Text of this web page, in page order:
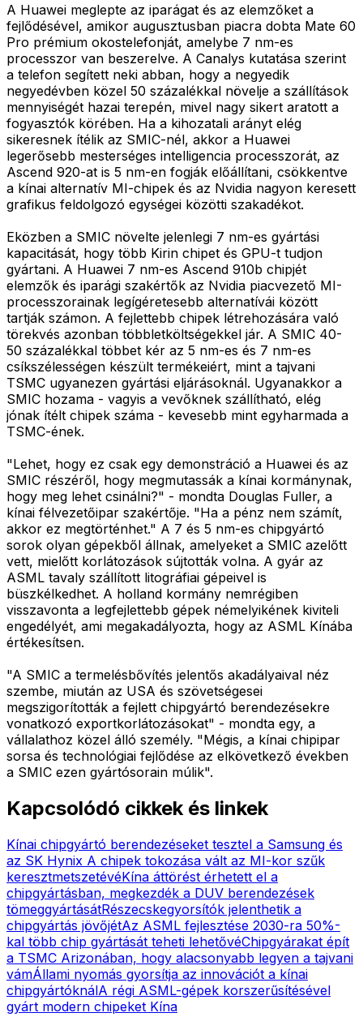
A Huawei meglepte az iparágat és az elemzőket a
fejlődésével, amikor augusztusban piacra dobta Mate 60
Pro prémium okostelefonját, amelybe 7 nm-es
processzor van beszerelve. A Canalys kutatása szerint
a telefon segített neki abban, hogy a negyedik
negyedévben közel 50 százalékkal növelje a szállítások
mennyiségét hazai terepén, mivel nagy sikert aratott a
fogyasztók körében. Ha a kihozatali arányt elég
sikeresnek ítélik az SMIC-nél, akkor a Huawei
legerősebb mesterséges intelligencia processzorát, az
Ascend 920-at is 5 nm-en fogják előállítani, csökkentve
a kínai alternatív MI-chipek és az Nvidia nagyon keresett
grafikus feldolgozó egységei közötti szakadékot.
Eközben a SMIC növelte jelenlegi 7 nm-es gyártási
kapacitását, hogy több Kirin chipet és GPU-t tudjon
gyártani. A Huawei 7 nm-es Ascend 910b chipjét
elemzők és iparági szakértők az Nvidia piacvezető MI-
processzorainak legígéretesebb alternatívái között
tartják számon. A fejlettebb chipek létrehozására való
törekvés azonban többletköltségekkel jár. A SMIC 40-
50 százalékkal többet kér az 5 nm-es és 7 nm-es
csíkszélességen készült termékeiért, mint a tajvani
TSMC ugyanezen gyártási eljárásoknál. Ugyanakkor a
SMIC hozama - vagyis a vevőknek szállítható, elég
jónak ítélt chipek száma - kevesebb mint egyharmada a
TSMC-ének.
"Lehet, hogy ez csak egy demonstráció a Huawei és az
SMIC részéről, hogy megmutassák a kínai kormánynak,
hogy meg lehet csinálni?" - mondta Douglas Fuller, a
kínai félvezetőipar szakértője. "Ha a pénz nem számít,
akkor ez megtörténhet." A 7 és 5 nm-es chipgyártó
sorok olyan gépekből állnak, amelyeket a SMIC azelőtt
vett, mielőtt korlátozások sújtották volna. A gyár az
ASML tavaly szállított litográfiai gépeivel is
büszkélkedhet. A holland kormány nemrégiben
visszavonta a legfejlettebb gépek némelyikének kiviteli
engedélyét, ami megakadályozta, hogy az ASML Kínába
értékesítsen.
"A SMIC a termelésbővítés jelentős akadályaival néz
szembe, miután az USA és szövetségesei
megszigorították a fejlett chipgyártó berendezésekre
vonatkozó exportkorlátozásokat" - mondta egy, a
vállalathoz közel álló személy. "Mégis, a kínai chipipar
sorsa és technológiai fejlődése az elkövetkező években
a SMIC ezen gyártósorain múlik".
Kapcsolódó cikkek és linkek
Kínai chipgyártó berendezéseket tesztel a Samsung és
az SK Hynix A chipek tokozása vált az MI-kor szűk
keresztmetszetévéKína áttörést érhetett el a
chipgyártásban, megkezdék a DUV berendezések
tömeggyártásátRészecskegyorsítók jelenthetik a
chipgyártás jövőjétAz ASML fejlesztése 2030-ra 50%-
kal több chip gyártását teheti lehetővéChipgyárakat épít
a TSMC Arizonában, hogy alacsonyabb legyen a tajvani
vámÁllami nyomás gyorsítja az innovációt a kínai
chipgyártóknálA régi ASML-gépek korszerűsítésével
gyárt modern chipeket Kína